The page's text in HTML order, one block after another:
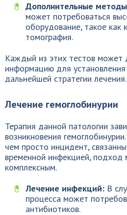
Дополнительные
может потребоваться
оборудование, такое как
томография.
Каждый из этих тестов может
информацию для установления
дальнейшей стратегии лечения.
Лечение гемоглобинурии
Терапия данной патологии
возникновения
чем просто инцидент,
временной инфекцией,
комплексным.
Лечение инфекций: В
процесса может
антибиотиков.